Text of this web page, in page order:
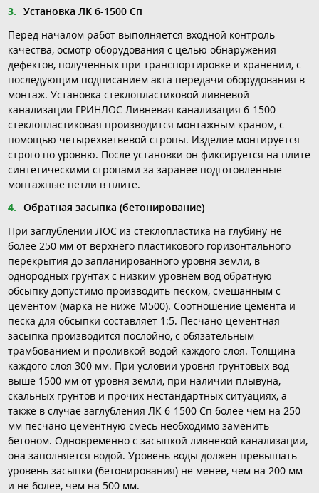
Установка ЛК 6-1500 Сп
Перед началом работ выполняется входной контроль
качества, осмотр оборудования с целью обнаружения
дефектов, полученных при транспортировке и хранении, с
последующим подписанием акта передачи оборудования в
монтаж. Установка стеклопластиковой ливневой
канализации ГРИНЛОС Ливневая канализация 6-1500
стеклопластиковая производится монтажным краном, с
помощью четырехветвевой стропы. Изделие монтируется
строго по уровню. После установки он фиксируется на плите
синтетическими стропами за заранее подготовленные
монтажные петли в плите.
Обратная засыпка (бетонирование)
При заглублении ЛОС из стеклопластика на глубину не
более 250 мм от верхнего пластикового горизонтального
перекрытия до запланированного уровня земли, в
однородных грунтах с низким уровнем вод обратную
обсыпку допустимо производить песком, смешанным с
цементом (марка не ниже М500). Соотношение цемента и
песка для обсыпки составляет 1:5. Песчано-цементная
засыпка производится послойно, с обязательным
трамбованием и проливкой водой каждого слоя. Толщина
каждого слоя 300 мм. При условии уровня грунтовых вод
выше 1500 мм от уровня земли, при наличии плывуна,
скальных грунтов и прочих нестандартных ситуациях, а
также в случае заглубления ЛК 6-1500 Сп более чем на 250
мм песчано-цементную смесь необходимо заменить
бетоном. Одновременно с засыпкой ливневой канализации,
она заполняется водой. Уровень воды должен превышать
уровень засыпки (бетонирования) не менее, чем на 200 мм
и не более, чем на 500 мм.